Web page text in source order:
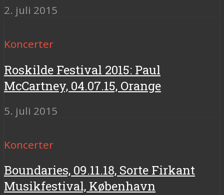
2. juli 2015
Koncerter
Roskilde Festival 2015: Paul
McCartney, 04.07.15, Orange
5. juli 2015
Koncerter
Boundaries, 09.11.18, Sorte Firkant
Musikfestival, København